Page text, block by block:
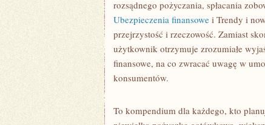
SŁOWACH
I
KRYPTOWALUTY
I
BLOCKCHAIN
rozsądnego pożyczania, spłacania
Ubezpieczenia finansowe i Trendy i
przejrzystość i rzeczowość. Zamiast
użytkownik otrzymuje zrozumiałe
finansowe, na co zwracać uwagę w
konsumentów.
To kompendium dla każdego, kto